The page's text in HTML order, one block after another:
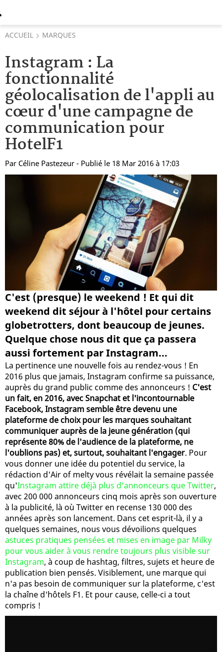
ACCUEIL MARQUES
Instagram : La
fonctionnalité
géolocalisation de l'appli au
cœur d'une campagne de
communication pour
HotelF1
Par Céline Pastezeur - Publié le 18 Mar 2016 à 17:03
C'est (presque) le weekend ! Et qui dit
weekend dit séjour à l'hôtel pour certains
globetrotters, dont beaucoup de jeunes.
Quelque chose nous dit que ça passera
aussi fortement par Instagram...
La pertinence une nouvelle fois au rendez-vous ! En
2016 plus que jamais, Instagram confirme sa puissance,
auprès du grand public comme des annonceurs ! C'est
un fait, en 2016, avec Snapchat et l'incontournable
Facebook, Instagram semble être devenu une
plateforme de choix pour les marques souhaitant
communiquer auprès de la jeune génération (qui
représente 80% de l'audience de la plateforme, ne
l'oublions pas) et, surtout, souhaitant l'engager. Pour
vous donner une idée du potentiel du service, la
rédaction d'Air of melty vous révélait la semaine passée
qu'Instagram attire déjà plus d'annonceurs que Twitter,
avec 200 000 annonceurs cinq mois après son ouverture
à la publicité, là où Twitter en recense 130 000 des
années après son lancement. Dans cet esprit-là, il y a
quelques semaines, nous vous dévoilions quelques
astuces pratiques pensées et mises en image par Milky
pour vous aider à vous rendre toujours plus visible sur
Instagram, à coup de hashtag, filtres, sujets et heure de
publication bien pensés. Visiblement, une marque qui
n'a pas besoin de communiquer sur la plateforme, c'est
la chaîne d'hôtels F1. Et pour cause, celle-ci a tout
compris !